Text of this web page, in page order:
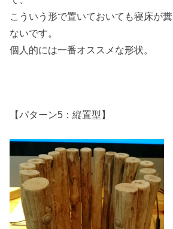
こういう形で置いておいても寝床が
ないです。
個人的には一番オススメな形状。
【パターン5：縦置型】